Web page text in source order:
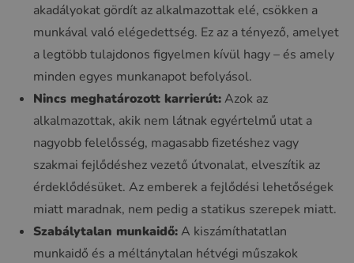
akadályokat gördít az alkalmazottak elé, csökken a
munkával való elégedettség. Ez az a tényező, amelyet
a legtöbb tulajdonos figyelmen kívül hagy – és amely
minden egyes munkanapot befolyásol.
Nincs meghatározott karrierút:Azok az
alkalmazottak, akik nem látnak egyértelmű utat a
nagyobb felelősség, magasabb fizetéshez vagy
szakmai fejlődéshez vezető útvonalat, elveszítik az
érdeklődésüket. Az emberek a fejlődési lehetőségek
miatt maradnak, nem pedig a statikus szerepek miatt.
Szabálytalan munkaidő:A kiszámíthatatlan
munkaidő és a méltánytalan hétvégi műszakok